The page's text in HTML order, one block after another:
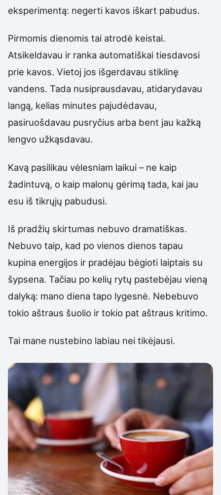
eksperimentą: negerti kavos iškart pabudus.
Pirmomis dienomis tai atrodė keistai.
Atsikeldavau ir ranka automatiškai tiesdavosi
prie kavos. Vietoj jos išgerdavau stiklinę
vandens. Tada nusiprausdavau, atidarydavau
langą, kelias minutes pajudėdavau,
pasiruošdavau pusryčius arba bent jau kažką
lengvo užkąsdavau.
Kavą pasilikau vėlesniam laikui – ne kaip
žadintuvą, o kaip malonų gėrimą tada, kai jau
esu iš tikrųjų pabudusi.
Iš pradžių skirtumas nebuvo dramatiškas.
Nebuvo taip, kad po vienos dienos tapau
kupina energijos ir pradėjau bėgioti laiptais su
šypsena. Tačiau po kelių rytų pastebėjau vieną
dalyką: mano diena tapo lygesnė. Nebebuvo
tokio aštraus šuolio ir tokio pat aštraus kritimo.
Tai mane nustebino labiau nei tikėjausi.